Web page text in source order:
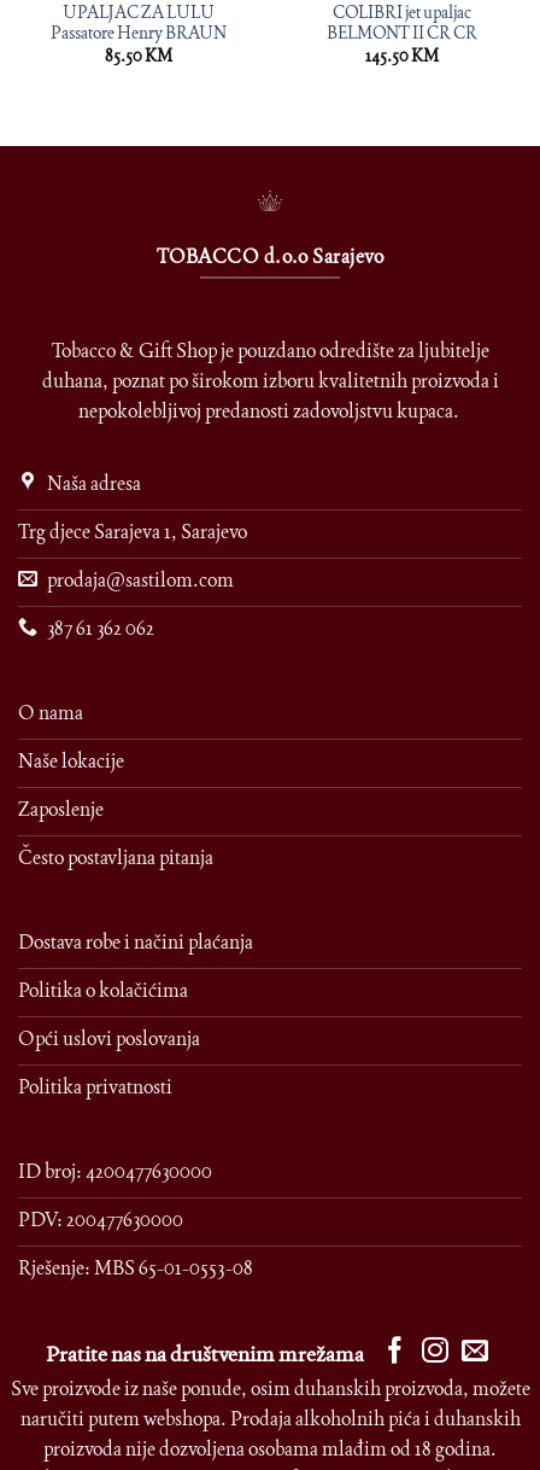
UPALJAC ZA LULU
Passatore Henry BRAUN
85.50KM
COLIBRI jet upaljac
BELMONT II CR CR
145.50KM
TOBACCO d.o.o Sarajevo
Tobacco & Gift Shop je pouzdano odredište za ljubitelje
duhana, poznat po širokom izboru kvalitetnih proizvoda i
nepokolebljivoj predanosti zadovoljstvu kupaca.
Naša adresa
Trg djece Sarajeva 1, Sarajevo
prodaja@sastilom.com
387 61 362 062
O nama
Naše lokacije
Zaposlenje
Često postavljana pitanja
Dostava robe i načini plaćanja
Politika o kolačićima
Opći uslovi poslovanja
Politika privatnosti
ID broj: 4200477630000
PDV: 200477630000
Rješenje: MBS 65-01-0553-08
Pratite nas na društvenim mrežama
Sve proizvode iz naše ponude, osim duhanskih proizvoda, možete
naručiti putem webshopa. Prodaja alkoholnih pića i duhanskih
proizvoda nije dozvoljena osobama mlađim od 18 godina.